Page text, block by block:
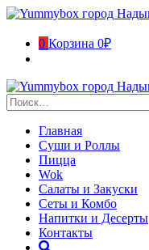
Перейти
содержимому
0 Корзина 0₽
Найти:
Главная
Суши и Роллы
Пицца
Wok
Салаты и Закуски
Сеты и Комбо
Напитки и Десерты
Контакты